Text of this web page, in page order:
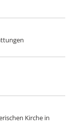
Kirche in